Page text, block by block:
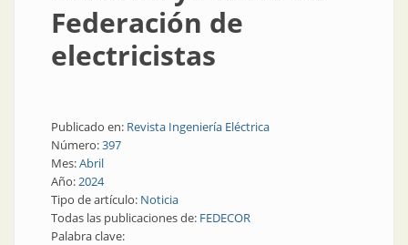
Federación de
electricistas
Publicado en: Revista Ingeniería Eléctrica
Número:397
Mes:Abril
Año:2024
Tipo de artículo: Noticia
Todas las publicaciones de: FEDECOR
Palabra clave: